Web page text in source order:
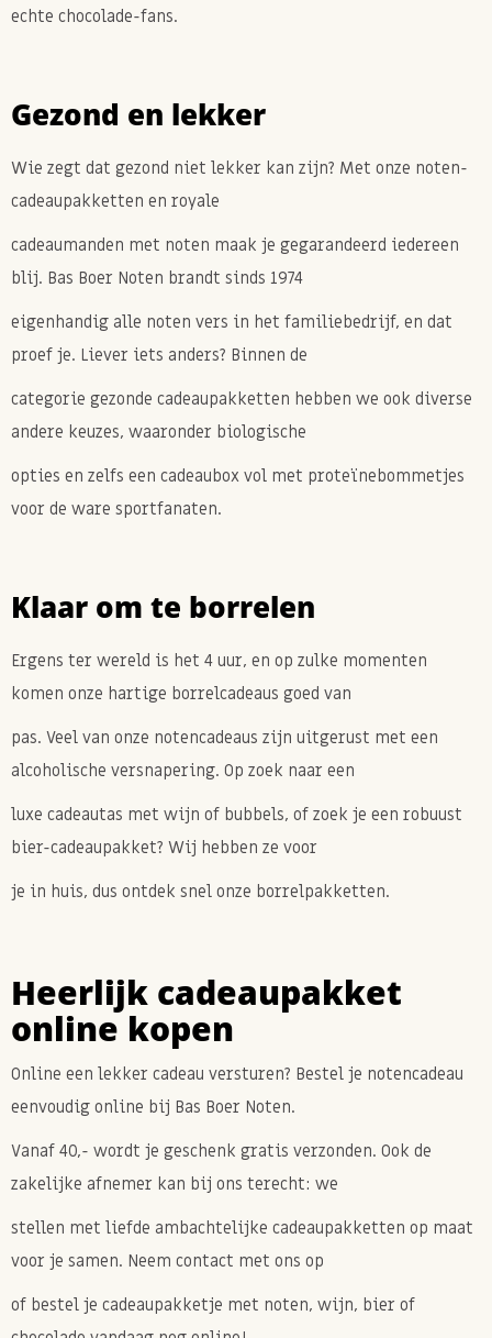
echte chocolade-fans.
Gezond en lekker
Wie zegt dat gezond niet lekker kan zijn? Met onze noten-
cadeaupakketten en royale
cadeaumanden met noten maak je gegarandeerd iedereen
blij. Bas Boer Noten brandt sinds 1974
eigenhandig alle noten vers in het familiebedrijf, en dat
proef je. Liever iets anders? Binnen de
categorie gezonde cadeaupakketten hebben we ook diverse
andere keuzes, waaronder biologische
opties en zelfs een cadeaubox vol met proteïnebommetjes
voor de ware sportfanaten.
Klaar om te borrelen
Ergens ter wereld is het 4 uur, en op zulke momenten
komen onze hartige borrelcadeaus goed van
pas. Veel van onze notencadeaus zijn uitgerust met een
alcoholische versnapering. Op zoek naar een
luxe cadeautas met wijn of bubbels, of zoek je een robuust
bier-cadeaupakket? Wij hebben ze voor
je in huis, dus ontdek snel onze borrelpakketten.
Heerlijk cadeaupakket
online kopen
Online een lekker cadeau versturen? Bestel je notencadeau
eenvoudig online bij Bas Boer Noten.
Vanaf 40,- wordt je geschenk gratis verzonden. Ook de
zakelijke afnemer kan bij ons terecht: we
stellen met liefde ambachtelijke cadeaupakketten op maat
voor je samen. Neem contact met ons op
of bestel je cadeaupakketje met noten, wijn, bier of